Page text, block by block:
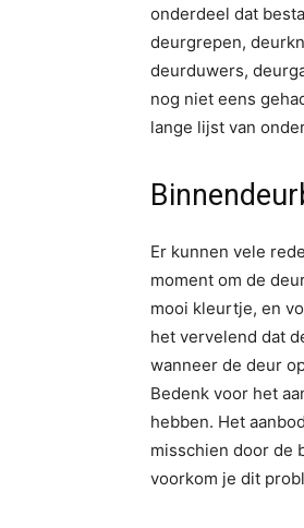
onderdeel dat
deurgrepen,
deurduwers,
nog niet eens
lange lijst van
Er kunnen vele
moment om de
mooi kleurtje, en
het vervelend dat
wanneer de deur
Bedenk voor het
hebben. Het
misschien door de
voorkom je dit